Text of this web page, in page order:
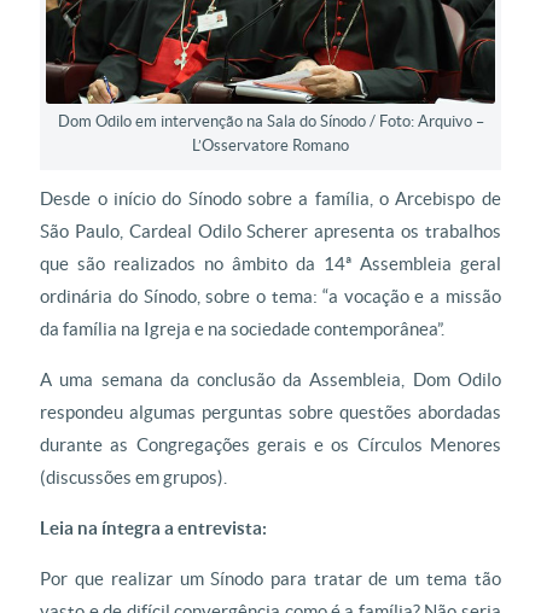
Dom Odilo em intervenção na Sala do Sínodo / Foto: Arquivo –
L’Osservatore Romano
Desde o início do Sínodo sobre a família, o Arcebispo de
São Paulo, Cardeal Odilo Scherer apresenta os trabalhos
que são realizados no âmbito da 14ª Assembleia geral
ordinária do Sínodo, sobre o tema: “a vocação e a missão
da família na Igreja e na sociedade contemporânea”.
A uma semana da conclusão da Assembleia, Dom Odilo
respondeu algumas perguntas sobre questões abordadas
durante as Congregações gerais e os Círculos Menores
(discussões em grupos).
Leia na íntegra a entrevista:
Por que realizar um Sínodo para tratar de um tema tão